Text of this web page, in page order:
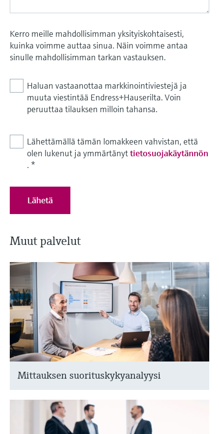
Kerro meille mahdollisimman yksityiskohtaisesti,
kuinka voimme auttaa sinua. Näin voimme antaa
sinulle mahdollisimman tarkan vastauksen.
Haluan vastaanottaa markkinointiviestejä ja
muuta viestintää Endress+Hauserilta. Voin
peruuttaa tilauksen milloin tahansa.
Lähettämällä tämän lomakkeen vahvistan, että
olen lukenut ja ymmärtänyttietosuojakäytännön
. *
Lähetä
Muut palvelut
Mittauksen suorituskykyanalyysi